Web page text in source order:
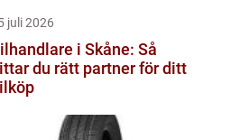
juli 2026
i Skåne: Så
du rätt partner för ditt